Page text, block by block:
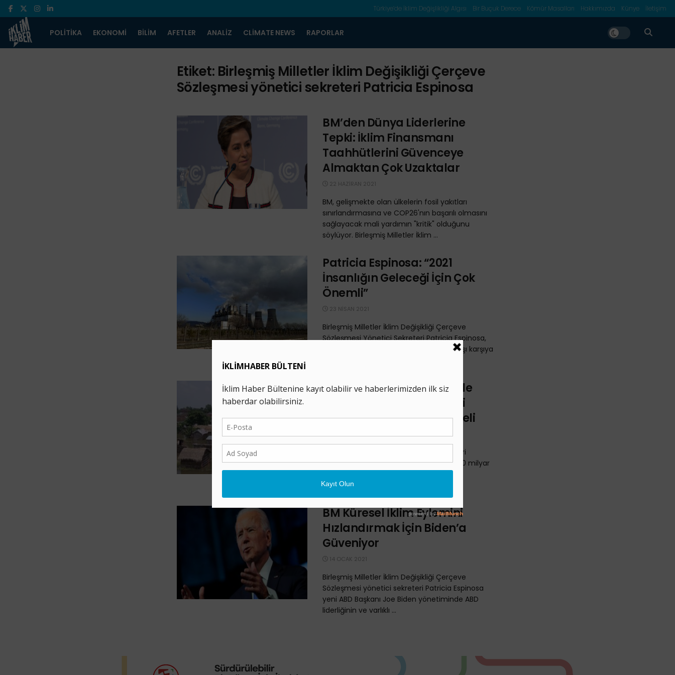
Türkiye’de İklim Değişlikliği Algısı Bir Buçuk Derece Kömür Masalları Hakkımızda Künye İletişim
POLITIKA EKONOMI BILIM AFETLER ANALIZ CLIMATE NEWS RAPORLAR
Etiket: Birleşmiş Milletler İklim Değişikliği Çerçeve
Sözleşmesi yönetici sekreteri Patricia Espinosa
BM’den Dünya Liderlerine
Tepki: İklim Finansmanı
Taahhütlerini Güvenceye
Almaktan Çok Uzaktalar
22 HAZIRAN 2021
BM, gelişmekte olan ülkelerin fosil yakıtları
sınırlandırmasına ve COP26'nın başarılı olmasını
sağlayacak mali yardımın "kritik" olduğunu
söylüyor. Birleşmiş Milletler İklim ...
Patricia Espinosa: “2021
İnsanlığın Geleceği İçin Çok
Önemli”
23 NISAN 2021
Birleşmiş Milletler İklim Değişikliği Çerçeve
Sözleşmesi Yönetici Sekreteri Patricia Espinosa,
“İklim değişikliğiyle mücadele, bugün karşı karşıya
Zengin Ülkeler İklim Kriziyle
Mücadele Etmek için Mali
Taahhütlerini Güncellemeli
Patricia Espinosa, gelişmekte olan ülkeleri
desteklemek için varlıklı ülkelerin yılda 100 milyar
dolarlık mali yardım taahhüdünü yerine
getirmenin en önemli ...
BM Küresel İklim Eylemini
Hızlandırmak İçin Biden’a
Güveniyor
14 OCAK 2021
Birleşmiş Milletler İklim Değişikliği Çerçeve
Sözleşmesi yönetici sekreteri Patricia Espinosa
yeni ABD Başkanı Joe Biden yönetiminde ABD
liderliğinin ve varlıklı ...